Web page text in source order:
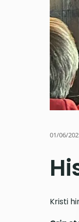
01/06/
Kristi